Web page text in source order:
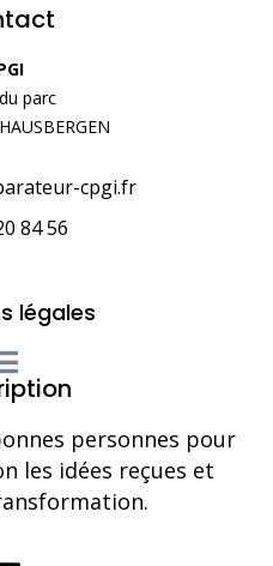
parc
cpgi.fr
84 56
légales
personnes pour
les idées reçues et